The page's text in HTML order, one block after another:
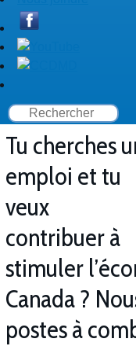
Tu cherches
emploi et tu
veux
contribuer à
stimuler
Canada ?
postes à